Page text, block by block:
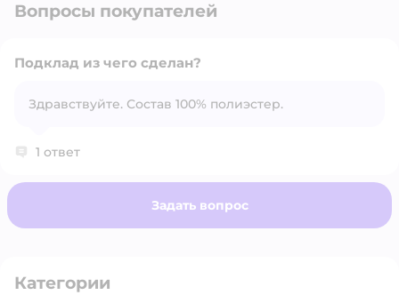
Вопросы покупателей
Открыть вопрос
Подклад из чего сделан?
Здравствуйте. Состав 100% полиэстер.
1 ответ
Задать вопрос
Категории